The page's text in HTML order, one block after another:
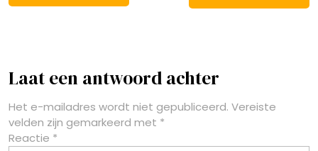
Laat een antwoord achter
Het e-mailadres wordt niet gepubliceerd. Vereiste
velden zijn gemarkeerd met *
Reactie *